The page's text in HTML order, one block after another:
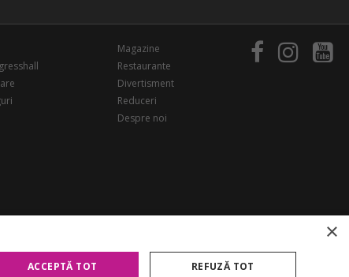
Magazine
Restaurante
Divertisment
Reduceri
Despre noi
×
ACCEPTĂ TOT REFUZĂ TOT